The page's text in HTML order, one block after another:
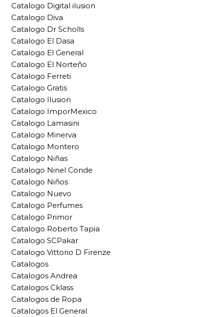
Catalogo Digital ilusion
Catalogo Diva
Catalogo Dr Scholls
Catalogo El Dasa
Catalogo El General
Catalogo El Norteño
Catalogo Ferreti
Catalogo Gratis
Catalogo Ilusion
Catalogo ImporMexico
Catalogo Lamasini
Catalogo Minerva
Catalogo Montero
Catalogo Niñas
Catalogo Ninel Conde
Catalogo Niños
Catalogo Nuevo
Catalogo Perfumes
Catalogo Primor
Catalogo Roberto Tapia
Catalogo SCPakar
Catalogo Vittorio D Firenze
Catalogos
Catalogos Andrea
Catalogos Cklass
Catalogos de Ropa
Catalogos El General